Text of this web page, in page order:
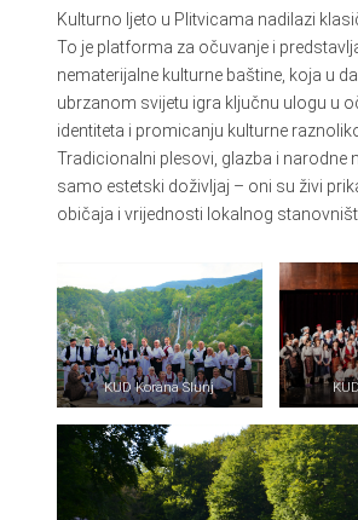
Kulturno ljeto u Plitvicama nadilazi
To je platforma za očuvanje i
nematerijalne kulturne baštine, koja u
ubrzanom svijetu igra ključnu ulogu u
identiteta i promicanju kulturne
Tradicionalni plesovi, glazba i narodne
samo estetski doživljaj – oni su živi
običaja i vrijednosti lokalnog
KUD Korana Slunj